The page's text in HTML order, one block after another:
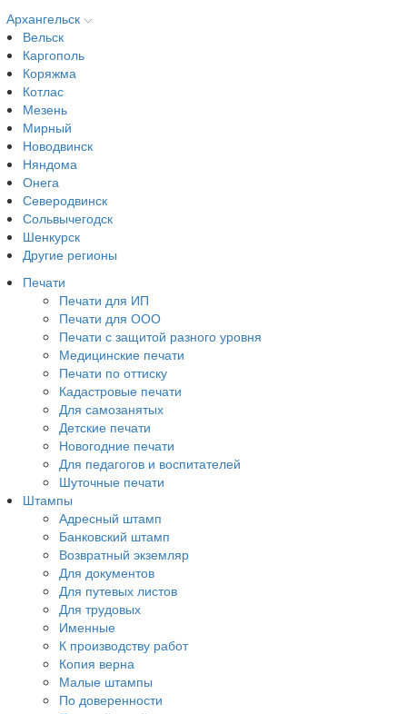
Архангельск
Вельск
Каргополь
Коряжма
Котлас
Мезень
Мирный
Новодвинск
Няндома
Онега
Северодвинск
Сольвычегодск
Шенкурск
Другие регионы
Печати
Печати для ИП
Печати для ООО
Печати с защитой разного уровня
Медицинские печати
Печати по оттиску
Кадастровые печати
Для самозанятых
Детские печати
Новогодние печати
Для педагогов и воспитателей
Шуточные печати
Штампы
Адресный штамп
Банковский штамп
Возвратный экземляр
Для документов
Для путевых листов
Для трудовых
Именные
К производству работ
Копия верна
Малые штампы
По доверенности